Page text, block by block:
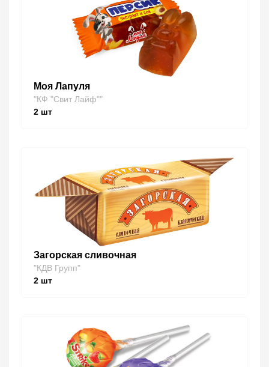
Моя Лапуля
"КФ "Свит Лайф""
2 шт
Загорская сливочная
"КДВ Групп"
2 шт